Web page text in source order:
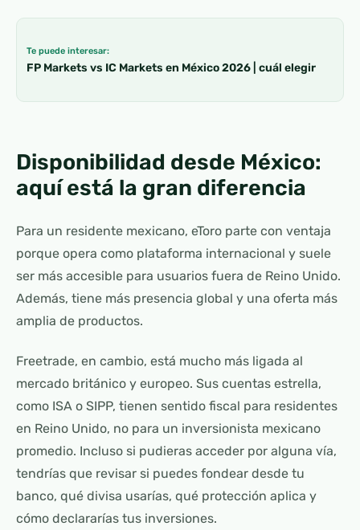
Te puede interesar:
FP Markets vs IC Markets en México 2026 | cuál elegir
Disponibilidad desde México:
aquí está la gran diferencia
Para un residente mexicano, eToro parte con ventaja
porque opera como plataforma internacional y suele
ser más accesible para usuarios fuera de Reino Unido.
Además, tiene más presencia global y una oferta más
amplia de productos.
Freetrade, en cambio, está mucho más ligada al
mercado británico y europeo. Sus cuentas estrella,
como ISA o SIPP, tienen sentido fiscal para residentes
en Reino Unido, no para un inversionista mexicano
promedio. Incluso si pudieras acceder por alguna vía,
tendrías que revisar si puedes fondear desde tu
banco, qué divisa usarías, qué protección aplica y
cómo declararías tus inversiones.